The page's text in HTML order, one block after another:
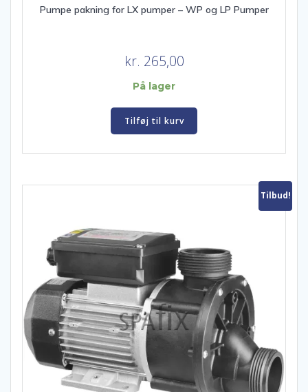
Pumpe pakning for LX pumper – WP og LP Pumper
kr. 265,00
På lager
Tilføj til kurv
Tilbud!